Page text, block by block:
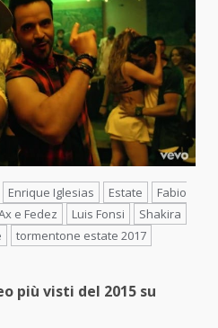
Enrique Iglesias Estate
Fabio
e Fedez Luis Fonsi
Shakira
tormentone estate 2017
più visti del 2015 su